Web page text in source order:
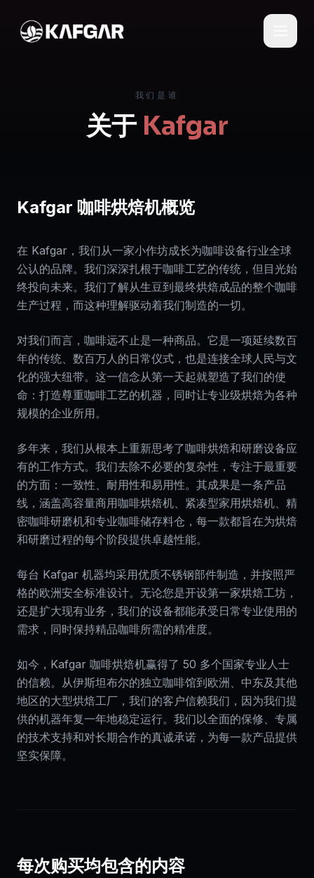
我们是谁
关于 Kafgar
Kafgar 咖啡烘焙机概览
在 Kafgar，我们从一家小作坊成长为咖啡设备行业全球
公认的品牌。我们深深扎根于咖啡工艺的传统，但目光始
终投向未来。我们了解从生豆到最终烘焙成品的整个咖啡
生产过程，而这种理解驱动着我们制造的一切。
对我们而言，咖啡远不止是一种商品。它是一项延续数百
年的传统、数百万人的日常仪式，也是连接全球人民与文
化的强大纽带。这一信念从第一天起就塑造了我们的使
命：打造尊重咖啡工艺的机器，同时让专业级烘焙为各种
规模的企业所用。
多年来，我们从根本上重新思考了咖啡烘焙和研磨设备应
有的工作方式。我们去除不必要的复杂性，专注于最重要
的方面：一致性、耐用性和易用性。其成果是一条产品
线，涵盖高容量商用咖啡烘焙机、紧凑型家用烘焙机、精
密咖啡研磨机和专业咖啡储存料仓，每一款都旨在为烘焙
和研磨过程的每个阶段提供卓越性能。
每台 Kafgar 机器均采用优质不锈钢部件制造，并按照严
格的欧洲安全标准设计。无论您是开设第一家烘焙工坊，
还是扩大现有业务，我们的设备都能承受日常专业使用的
需求，同时保持精品咖啡所需的精准度。
如今，Kafgar 咖啡烘焙机赢得了 50 多个国家专业人士
的信赖。从伊斯坦布尔的独立咖啡馆到欧洲、中东及其他
地区的大型烘焙工厂，我们的客户信赖我们，因为我们提
供的机器年复一年地稳定运行。我们以全面的保修、专属
的技术支持和对长期合作的真诚承诺，为每一款产品提供
坚实保障。
每次购买均包含的内容